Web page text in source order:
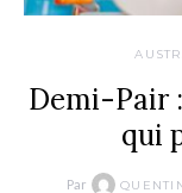
Demi-Pair
qui
Par